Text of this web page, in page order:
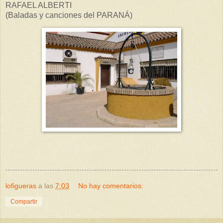
RAFAEL ALBERTI
(Baladas y canciones del PARANÁ)
lofigueras a las 7:03 No hay comentarios:
Compartir